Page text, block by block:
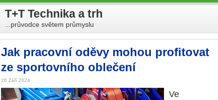
T+T Technika a trh
...průvodce světem průmyslu
Jak pracovní oděvy mohou profitovat
ze sportovního oblečení
26 Září 2024
Ve